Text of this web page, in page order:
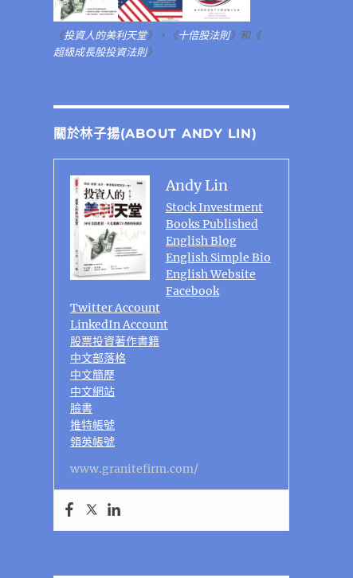
《投資人的美利天堂》，《十倍股法則》和《
超級成長股投資法則》
關於林子揚(ABOUT ANDY LIN)
Andy Lin
Stock Investment
Books Published
English Blog
English Simple Bio
English Website
Facebook
Twitter Account
LinkedIn Account
股票投資著作書籍
中文部落格
中文簡歷
中文網站
臉書
推特帳號
領英帳號
www.granitefirm.com/